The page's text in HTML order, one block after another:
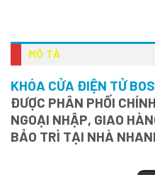
MÔ TẢ
KHÓA CỬA ĐIỆN TỬ
ĐƯỢC PHÂN PHỐI
NGOẠI NHẬP, GIAO
BẢO TRÌ TẠI NHÀ